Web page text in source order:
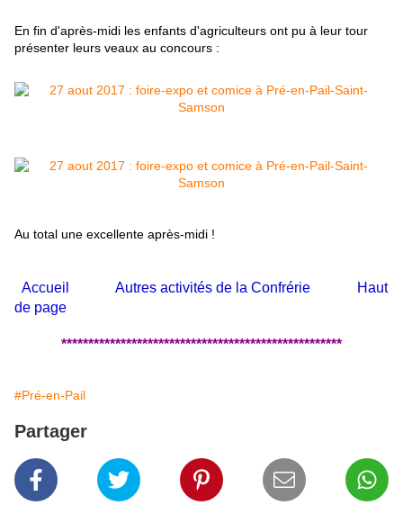
En fin d'après-midi les enfants d'agriculteurs ont pu à leur tour
présenter leurs veaux au concours :
Au total une excellente après-midi !
Accueil Autres activités de la Confrérie
Haut
de page
****************************************************
#Pré-en-Pail
Partager